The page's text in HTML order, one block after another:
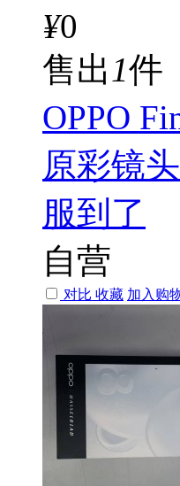
¥0
售出1件
OPPO
原彩镜
服到了
自营
对比 收藏 加入购